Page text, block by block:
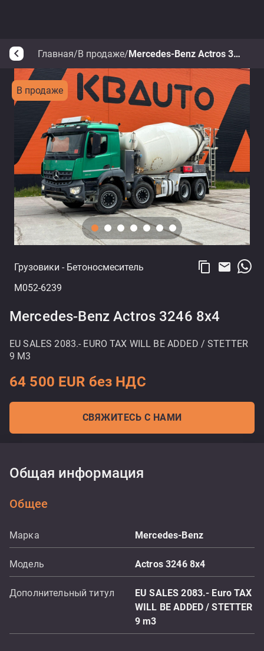
arrow_back_ios Главная/В продаже/ Mercedes-Benz Actros 3246 8x4
В продаже
Грузовики - Бетоносмеситель
M052-6239
content_copy email
Mercedes-Benz Actros 3246 8x4
EU SALES 2083.- EURO TAX WILL BE ADDED / STETTER
9 M3
64 500 EUR без НДС
СВЯЖИТЕСЬ С НАМИ
Общая информация
Общее
Марка Mercedes-Benz
Модель Actros 3246 8x4
Дополнительный титул
EU SALES 2083.- Euro TAX
WILL BE ADDED / STETTER
9 m3